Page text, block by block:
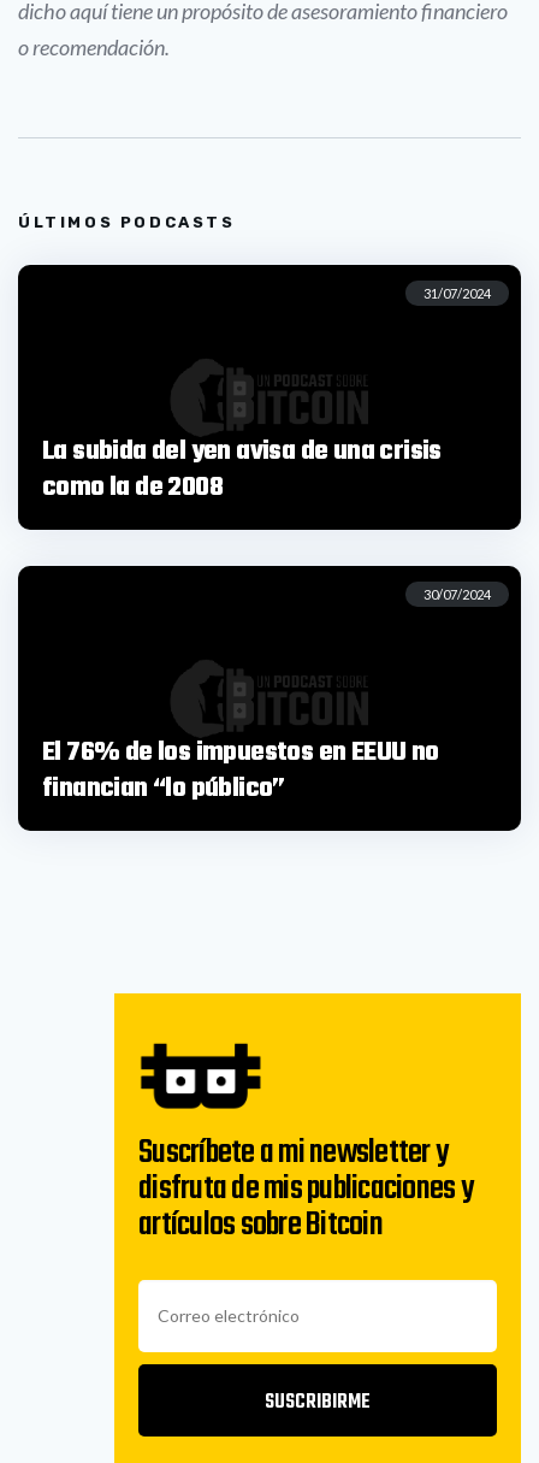
dicho aquí tiene un propósito de asesoramiento financiero
o recomendación.
ÚLTIMOS PODCASTS
31/07/2024
La subida del yen avisa de una crisis
como la de 2008
30/07/2024
El 76% de los impuestos en EEUU no
financian “lo público”
Suscríbete a mi newsletter y
disfruta de mis publicaciones y
artículos sobre Bitcoin
SUSCRIBIRME